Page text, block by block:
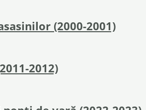
(2000-2001)
2012)